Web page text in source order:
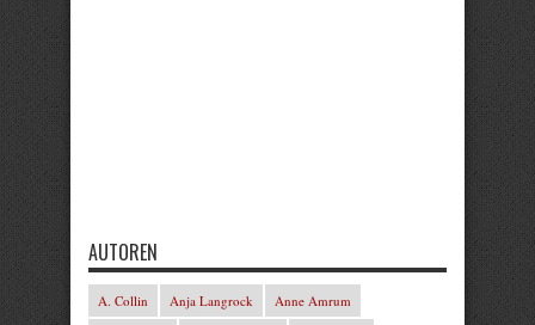
AUTOREN
A. Collin Anja Langrock
Anne Amrum